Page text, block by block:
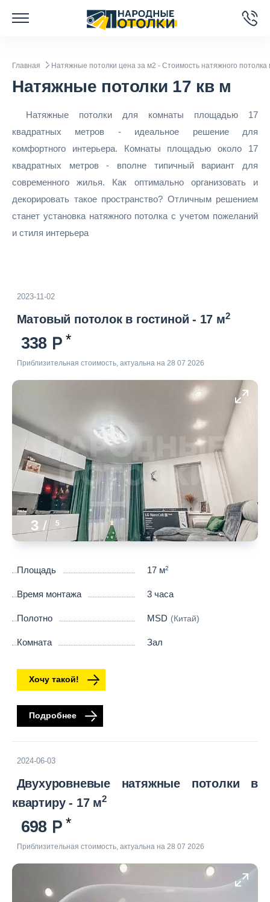
Главная Натяжные потолки цена за м2 - Стоимость натяжного потолка
Натяжные потолки 17 кв м
Натяжные потолки для комнаты площадью 17
квадратных метров - идеальное решение для
комфортного интерьера. Комнаты площадью около 17
квадратных метров - вполне типичный вариант для
современного жилья. Как оптимально организовать и
декорировать такое пространство? Отличным решением
станет установка натяжного потолка с учетом пожеланий
и стиля интерьера
2023-11-02
Матовый потолок в гостиной - 17 м2
338
Приблизительная стоимость, актуальна на 28 07 2026
3 / 5
Площадь 17 м2
Время монтажа 3 часа
Полотно MSD (Китай)
Комната Зал
Хочу такой!
Подробнее
2024-06-03
Двухуровневые натяжные потолки в
квартиру - 17 м2
698
Приблизительная стоимость, актуальна на 28 07 2026